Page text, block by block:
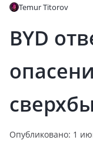
Temur Titorov
BYD
Опубликовано: 1